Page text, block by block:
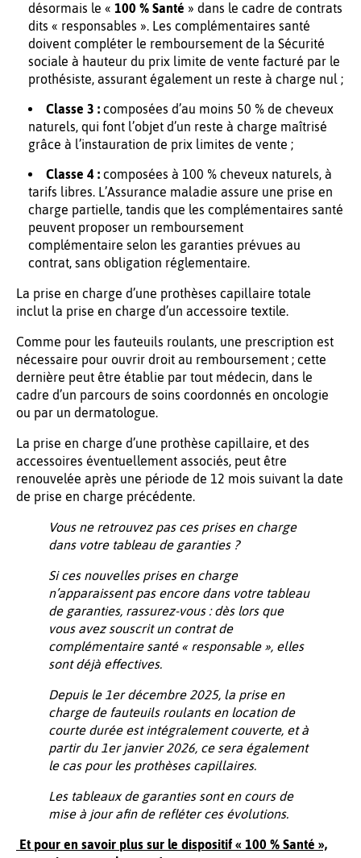
désormais le « 100 % Santé » dans le cadre de contrats
dits « responsables ». Les complémentaires santé
doivent compléter le remboursement de la Sécurité
sociale à hauteur du prix limite de vente facturé par le
prothésiste, assurant également un reste à charge nul ;
Classe 3 : composées d’au moins 50 % de cheveux
naturels, qui font l’objet d’un reste à charge maîtrisé
grâce à l’instauration de prix limites de vente ;
Classe 4 : composées à 100 % cheveux naturels, à
tarifs libres. L’Assurance maladie assure une prise en
charge partielle, tandis que les complémentaires santé
peuvent proposer un remboursement
complémentaire selon les garanties prévues au
contrat, sans obligation réglementaire.
La prise en charge d’une prothèses capillaire totale
inclut la prise en charge d’un accessoire textile.
Comme pour les fauteuils roulants, une prescription est
nécessaire pour ouvrir droit au remboursement ; cette
dernière peut être établie par tout médecin, dans le
cadre d’un parcours de soins coordonnés en oncologie
ou par un dermatologue.
La prise en charge d’une prothèse capillaire, et des
accessoires éventuellement associés, peut être
renouvelée après une période de 12 mois suivant la date
de prise en charge précédente.
Vous ne retrouvez pas ces prises en charge
dans votre tableau de garanties ?
Si ces nouvelles prises en charge
n’apparaissent pas encore dans votre tableau
de garanties, rassurez-vous : dès lors que
vous avez souscrit un contrat de
complémentaire santé « responsable », elles
sont déjà effectives.
Depuis le 1er décembre 2025, la prise en
charge de fauteuils roulants en location de
courte durée est intégralement couverte, et à
partir du 1er janvier 2026, ce sera également
le cas pour les prothèses capillaires.
Les tableaux de garanties sont en cours de
mise à jour afin de refléter ces évolutions.
Et pour en savoir plus sur le dispositif « 100 % Santé »,